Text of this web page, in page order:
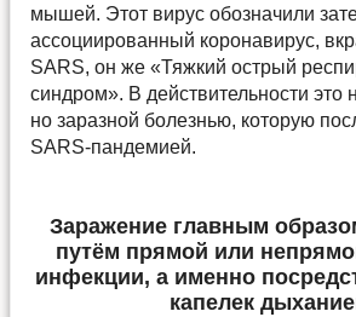
мышей. Этот вирус обозначили
ассоциированный коронавирус,
SARS, он же «Тяжкий острый
синдром». В действительности это
но заразной болезнью, которую
SARS-пандемией.
Заражение главным
путём прямой или
инфекции, а именно
капелек